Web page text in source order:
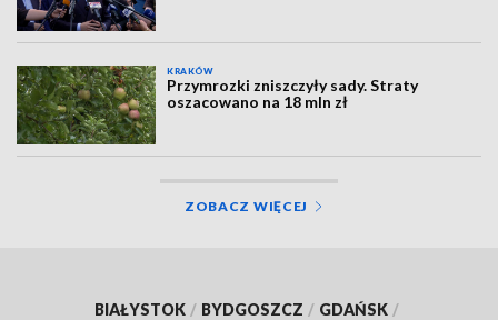
KRAKÓW
Przymrozki zniszczyły sady. Straty
oszacowano na 18 mln zł
ZOBACZ WIĘCEJ
BIAŁYSTOK / BYDGOSZCZ / GDAŃSK /